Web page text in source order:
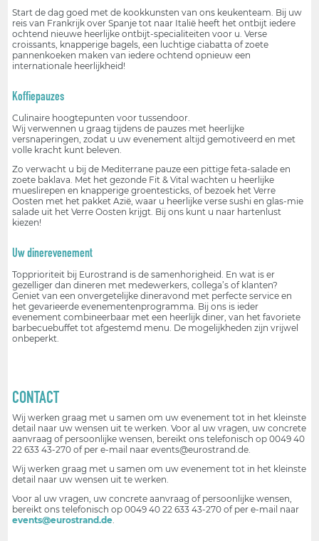
Start de dag goed met de kookkunsten van ons keukenteam. Bij uw
reis van Frankrijk over Spanje tot naar Italië heeft het ontbijt iedere
ochtend nieuwe heerlijke ontbijt-specialiteiten voor u. Verse
croissants, knapperige bagels, een luchtige ciabatta of zoete
pannenkoeken maken van iedere ochtend opnieuw een
internationale heerlijkheid!
Koffiepauzes
Culinaire hoogtepunten voor tussendoor.
Wij verwennen u graag tijdens de pauzes met heerlijke
versnaperingen, zodat u uw evenement altijd gemotiveerd en met
volle kracht kunt beleven.
Zo verwacht u bij de Mediterrane pauze een pittige feta-salade en
zoete baklava. Met het gezonde Fit & Vital wachten u heerlijke
mueslirepen en knapperige groentesticks, of bezoek het Verre
Oosten met het pakket Azië, waar u heerlijke verse sushi en glas-mie
salade uit het Verre Oosten krijgt. Bij ons kunt u naar hartenlust
kiezen!
Uw dinerevenement
Topprioriteit bij Eurostrand is de samenhorigheid. En wat is er
gezelliger dan dineren met medewerkers, collega’s of klanten?
Geniet van een onvergetelijke dineravond met perfecte service en
het gevarieerde evenementenprogramma. Bij ons is ieder
evenement combineerbaar met een heerlijk diner, van het favoriete
barbecuebuffet tot afgestemd menu. De mogelijkheden zijn vrijwel
onbeperkt.
CONTACT
Wij werken graag met u samen om uw evenement tot in het kleinste
detail naar uw wensen uit te werken. Voor al uw vragen, uw concrete
aanvraag of persoonlijke wensen, bereikt ons telefonisch op 0049 40
22 633 43-270 of per e-mail naar events@eurostrand.de.
Wij werken graag met u samen om uw evenement tot in het kleinste
detail naar uw wensen uit te werken.
Voor al uw vragen, uw concrete aanvraag of persoonlijke wensen,
bereikt ons telefonisch op 0049 40 22 633 43-270 of per e-mail naar
events@eurostrand.de.